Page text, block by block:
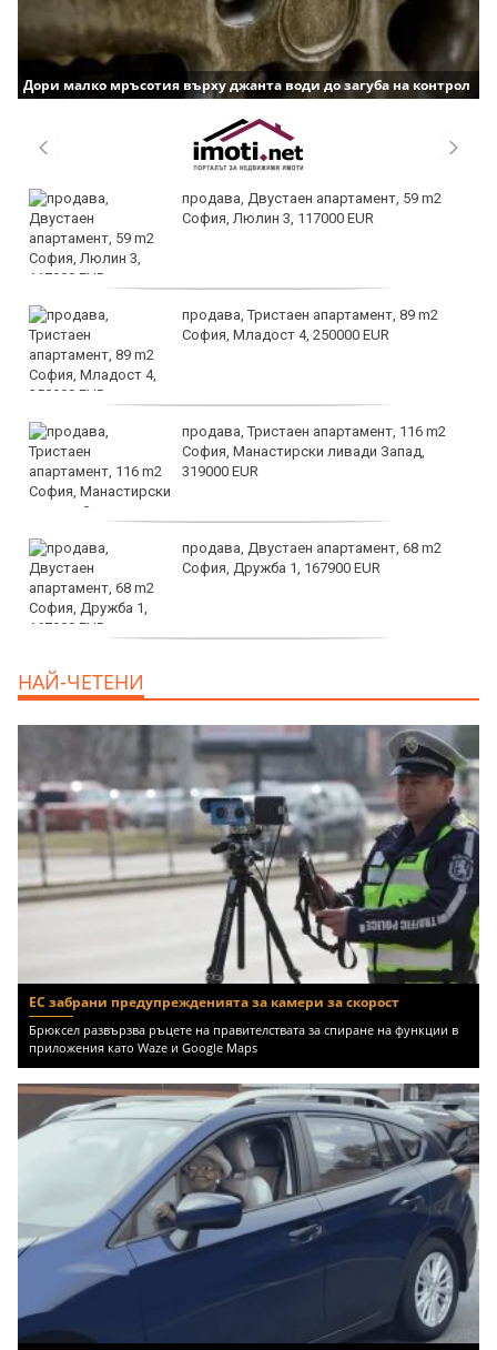
Дори малко мръсотия върху джанта води до загуба на контрол
продава, Двустаен апартамент, 59 m2
София, Люлин 3, 117000 EUR
продава, Тристаен апартамент, 89 m2
София, Младост 4, 250000 EUR
продава, Тристаен апартамент, 116 m2
София, Манастирски ливади Запад,
319000 EUR
продава, Двустаен апартамент, 68 m2
София, Дружба 1, 167900 EUR
НАЙ-ЧЕТЕНИ
ЕС забрани предупрежденията за камери за скорост
Брюксел развързва ръцете на правителствата за спиране на функции в
приложения като Waze и Google Maps